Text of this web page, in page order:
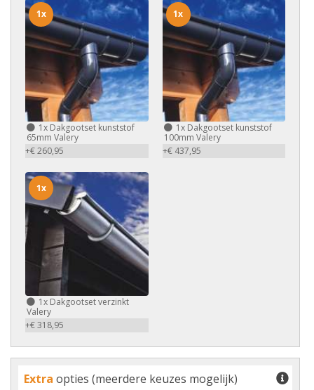
1x Dakgootset kunststof
65mm Valery
+€ 260,95
1x
1xDakgootset kunststof
100mm Valery
+€ 437,95
1x
1x Dakgootset verzinkt
Valery
+€ 318,95
1x
Extra opties (meerdere keuzes mogelijk)